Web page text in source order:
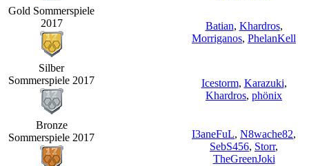
Gold Sommerspiele
2017
Batian, Khardros,
Morriganos, PhelanKell
Silber
Sommerspiele 2017
Icestorm, Karazuki,
Khardros, phönix
Bronze
Sommerspiele 2017
I3aneFuL, N8wache82,
SebS456, Storr,
TheGreenJoki